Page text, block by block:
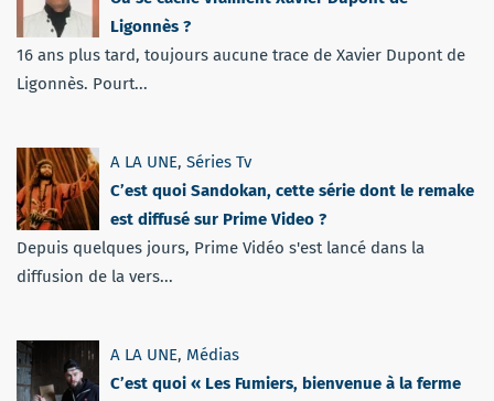
Ligonnès ?
16 ans plus tard, toujours aucune trace de Xavier Dupont de
Ligonnès. Pourt...
A LA UNE, Séries Tv
C’est quoi Sandokan, cette série dont le remake
est diffusé sur Prime Video ?
Depuis quelques jours, Prime Vidéo s'est lancé dans la
diffusion de la vers...
A LA UNE, Médias
C’est quoi « Les Fumiers, bienvenue à la ferme